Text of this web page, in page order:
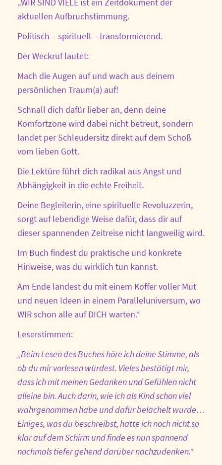
„WIR SIND VIELE ist ein Zeitdokument der
aktuellen Aufbruchstimmung.
Politisch – spirituell – transformierend.
Der Weckruf lautet:
Mach die Augen auf und wach aus deinem
persönlichen Traum(a) auf!
Schnall dich dafür lieber an, denn deine
Komfortzone wird dabei nicht betreut, sondern
landet per Schleudersitz direkt auf dem Schoß
vom lieben Gott.
Die Lektüre führt dich radikal aus Angst und
Abhängigkeit in die echte Freiheit.
Deine Begleiterin, eine spirituelle Revoluzzerin,
sorgt auf lebendige Weise dafür, dass dir auf
dieser spannenden Zeitreise nicht langweilig wird.
Im Buch findest du praktische und konkrete
Hinweise, was du wirklich tun kannst.
Am Ende landest du mit einem Koffer voller Mut
und neuen Ideen in einem Paralleluniversum, wo
WIR schon alle auf DICH warten.“
Leserstimmen:
„Beim Lesen des Buches höre ich deine Stimme, als
ob du mir vorlesen würdest. Vieles bestätigt mir,
dass ich mit meinen Gedanken und Gefühlen nicht
alleine bin. Auch darin, wie ich als Kind schon viel
wahrgenommen habe und dafür belächelt wurde…
Einiges, was du beschreibst, hatte ich noch nicht so
klar auf dem Schirm und finde es nun spannend
nochmals tiefer gehend darüber nachzudenken.“